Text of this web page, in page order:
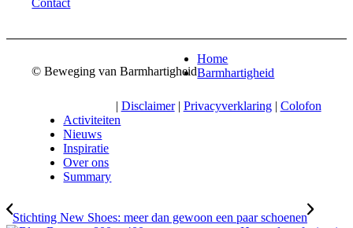
© Beweging van Barmhartigheid
| Disclaimer| Privacyverklaring| Colofon
Home
Barmhartigheid
Activiteiten
Nieuws
Inspiratie
Over ons
Summary
Stichting New Shoes: meer dan gewoon een paar schoenen